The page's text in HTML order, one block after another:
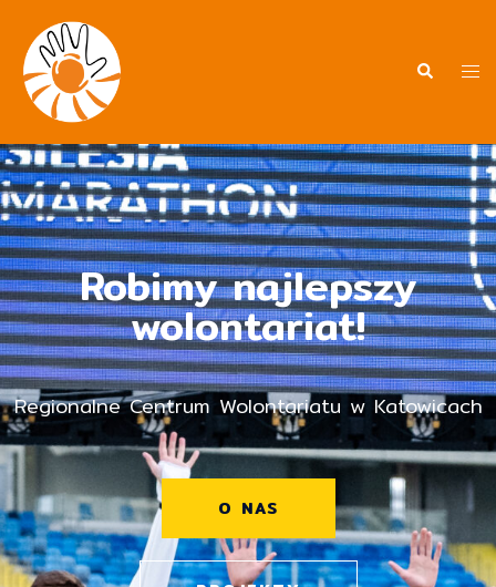
Robimy najlepszy
wolontariat!
Regionalne Centrum Wolontariatu w Katowicach
O NAS